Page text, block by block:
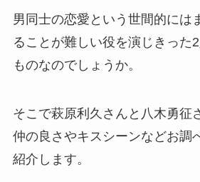
男同士の恋愛という世間的には
ることが難しい役を演じきった
ものなのでしょうか。
そこで萩原利久さんと八木勇征
仲の良さやキスシーンなどお調
紹介します。